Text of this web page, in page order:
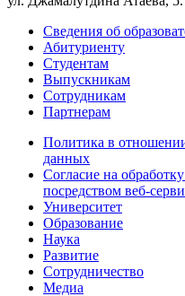
Сведения об
Абитуриенту
Студентам
Выпускникам
Сотрудникам
Партнерам
Политика в
данных
Согласие на
посредством веб-
Университет
Образование
Наука
Развитие
Сотрудничество
Медиа